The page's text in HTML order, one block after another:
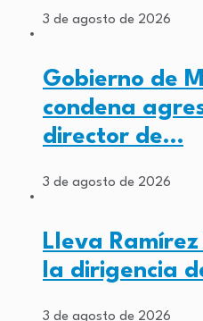
3 de agosto de 2026
Gobierno de
condena
director de…
3 de agosto de 2026
Lleva
la dirigencia
3 de agosto de 2026